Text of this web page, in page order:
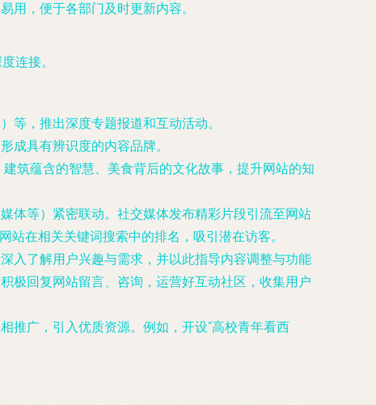
用，便于各部门及时更新内容。
连接。
等，推出深度专题报道和互动活动。
成具有辨识度的内容品牌。
建筑蕴含的智慧、美食背后的文化故事，提升网站的知
体等）紧密联动。社交媒体发布精彩片段引流至网站
在相关关键词搜索中的排名，吸引潜在访客。
入了解用户兴趣与需求，并以此指导内容调整与功能
极回复网站留言、咨询，运营好互动社区，收集用户
推广，引入优质资源。例如，开设“高校青年看西